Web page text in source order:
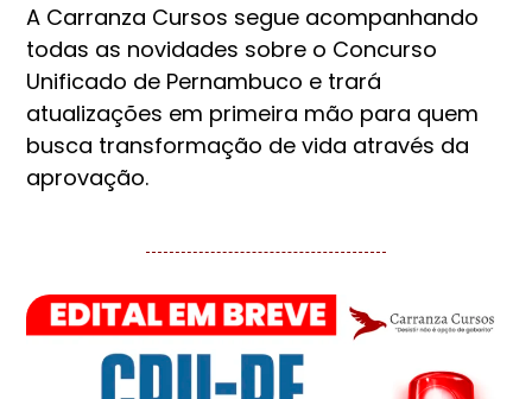
A Carranza Cursos segue acompanhando
todas as novidades sobre o Concurso
Unificado de Pernambuco e trará
atualizações em primeira mão para quem
busca transformação de vida através da
aprovação.